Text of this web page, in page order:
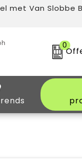
met Van Slobbe
0